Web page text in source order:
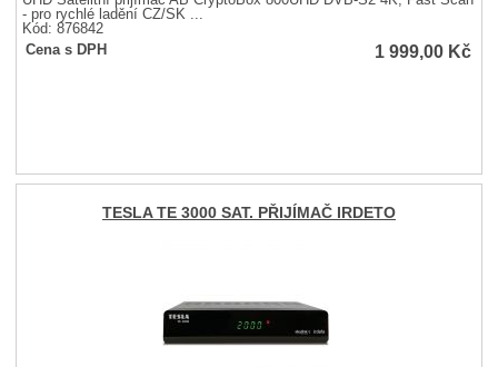
- pro rychlé ladění CZ/SK ...
Kód: 876842
Cena s DPH
1 999,00 Kč
TESLA TE 3000 SAT. PŘIJÍMAČ IRDETO